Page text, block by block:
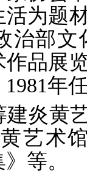
为题
治部文
品展
年
建炎黄
艺术
等。